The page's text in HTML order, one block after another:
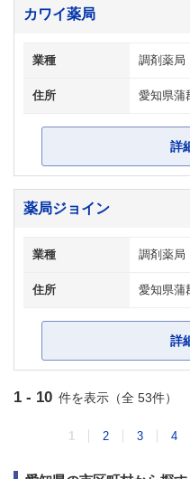
カワイ薬局
業種 調剤薬局
住所 愛知県蒲
詳
薬局ジョイン
業種 調剤薬局
住所 愛知県蒲
詳
1 - 10 件を表示（全 53件）
1 2 3 4